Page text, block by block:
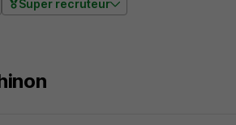
Super recruteur